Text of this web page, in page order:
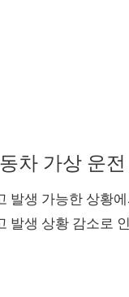
차 가상 운
발생 가능한 상황
발생 상황 감소로